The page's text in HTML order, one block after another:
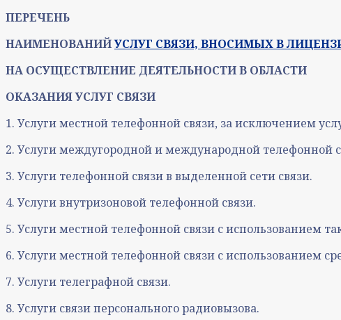
ПЕРЕЧЕНЬ
НАИМЕНОВАНИЙУСЛУГ СВЯЗИ, ВНОСИМЫХ В
НА ОСУЩЕСТВЛЕНИЕ ДЕЯТЕЛЬНОСТИ В ОБЛАСТИ
ОКАЗАНИЯ УСЛУГ СВЯЗИ
1. Услуги местной телефонной связи, за исключением
2. Услуги междугородной и международной телефонной
3. Услуги телефонной связи в выделенной сети связи.
4. Услуги внутризоновой телефонной связи.
5. Услуги местной телефонной связи с использованием
6. Услуги местной телефонной связи с использованием
7. Услуги телеграфной связи.
8. Услуги связи персонального радиовызова.